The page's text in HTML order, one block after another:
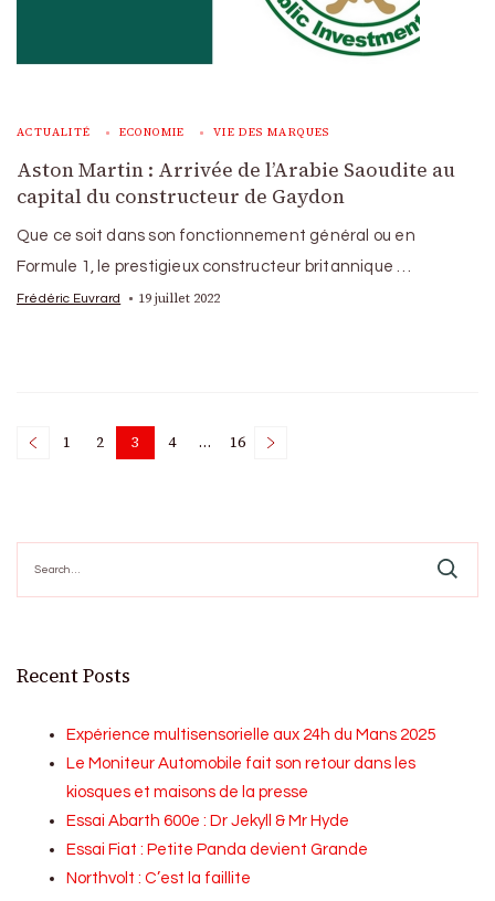
ACTUALITÉ ECONOMIE VIE DES MARQUES
Aston Martin : Arrivée de l’Arabie Saoudite au
capital du constructeur de Gaydon
Que ce soit dans son fonctionnement général ou en
Formule 1, le prestigieux constructeur britannique …
Frédéric Euvrard 19 juillet 2022
Posts
Page
1 Page
2 Page
3 Page
4 … Page
16
for:
Recent Posts
Expérience multisensorielle aux 24h du Mans 2025
Le Moniteur Automobile fait son retour dans les
kiosques et maisons de la presse
Essai Abarth 600e : Dr Jekyll & Mr Hyde
Essai Fiat : Petite Panda devient Grande
Northvolt : C’est la faillite